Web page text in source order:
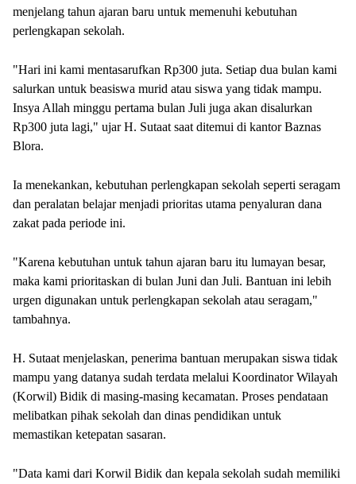
menjelang tahun ajaran baru untuk memenuhi kebutuhan
perlengkapan sekolah.
"Hari ini kami mentasarufkan Rp300 juta. Setiap dua bulan kami
salurkan untuk beasiswa murid atau siswa yang tidak mampu.
Insya Allah minggu pertama bulan Juli juga akan disalurkan
Rp300 juta lagi," ujar H. Sutaat saat ditemui di kantor Baznas
Blora.
Ia menekankan, kebutuhan perlengkapan sekolah seperti seragam
dan peralatan belajar menjadi prioritas utama penyaluran dana
zakat pada periode ini.
"Karena kebutuhan untuk tahun ajaran baru itu lumayan besar,
maka kami prioritaskan di bulan Juni dan Juli. Bantuan ini lebih
urgen digunakan untuk perlengkapan sekolah atau seragam,"
tambahnya.
H. Sutaat menjelaskan, penerima bantuan merupakan siswa tidak
mampu yang datanya sudah terdata melalui Koordinator Wilayah
(Korwil) Bidik di masing-masing kecamatan. Proses pendataan
melibatkan pihak sekolah dan dinas pendidikan untuk
memastikan ketepatan sasaran.
"Data kami dari Korwil Bidik dan kepala sekolah sudah memiliki